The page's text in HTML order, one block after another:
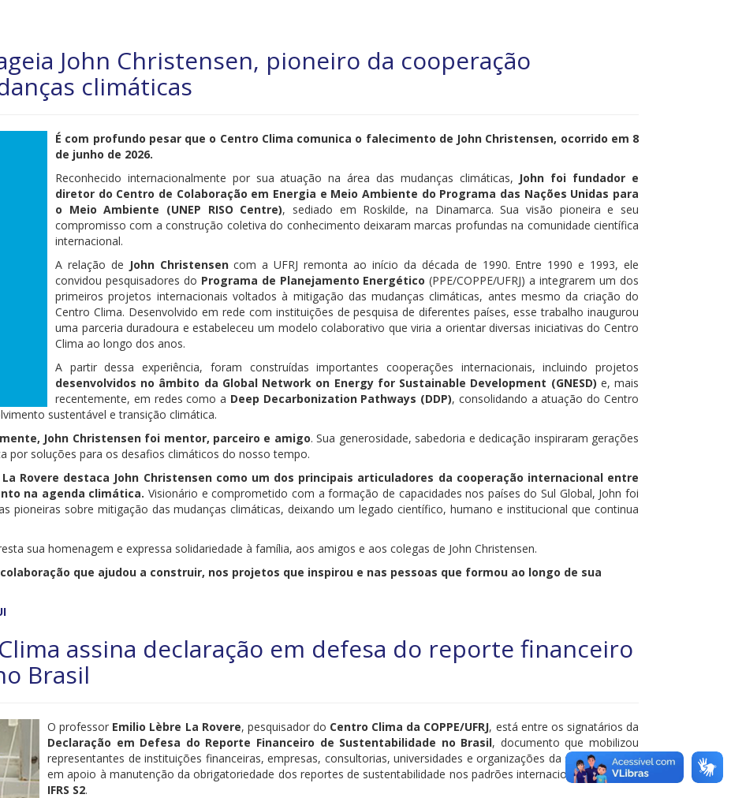
John Christensen, pioneiro da cooperação
climáticas
É com profundo pesar que o Centro Clima comunica o falecimento de John Christensen, ocorrido em 8
de junho de 2026.
Reconhecido internacionalmente por sua atuação na área das mudanças climáticas, John foi fundador e
diretor do Centro de Colaboração em Energia e Meio Ambiente do Programa das Nações Unidas para
o Meio Ambiente (UNEP RISO Centre), sediado em Roskilde, na Dinamarca. Sua visão pioneira e seu
compromisso com a construção coletiva do conhecimento deixaram marcas profundas na comunidade científica
internacional.
A relação de John Christensencom a UFRJ remonta ao início da década de 1990. Entre 1990 e 1993, ele
convidou pesquisadores do Programa de Planejamento Energético (PPE/COPPE/UFRJ) a integrarem um dos
primeiros projetos internacionais voltados à mitigação das mudanças climáticas, antes mesmo da criação do
Centro Clima. Desenvolvido em rede com instituições de pesquisa de diferentes países, esse trabalho inaugurou
uma parceria duradoura e estabeleceu um modelo colaborativo que viria a orientar diversas iniciativas do Centro
Clima ao longo dos anos.
A partir dessa experiência, foram construídas importantes cooperações internacionais, incluindo projetos
desenvolvidos no âmbito da Global Network on Energy for Sustainable Development (GNESD) e, mais
recentemente, em redes como a Deep Decarbonization Pathways (DDP), consolidando a atuação do Centro
sustentável e transição climática.
John Christensen foi mentor, parceiro e amigo. Sua generosidade, sabedoria e dedicação inspiraram gerações
por soluções para os desafios climáticos do nosso tempo.
Rovere destaca John Christensen como um dos principais articuladores da cooperação internacional entre
na agenda climática. Visionário e comprometido com a formação de capacidades nos países do Sul Global, John foi
pioneiras sobre mitigação das mudanças climáticas, deixando um legado científico, humano e institucional que continua
sua homenagem e expressa solidariedade à família, aos amigos e aos colegas de John Christensen.
que ajudou a construir, nos projetos que inspirou e nas pessoas que formou ao longo de sua
assina declaração em defesa do reporte financeiro
Brasil
O professor Emilio Lèbre La Rovere, pesquisador do Centro Clima da COPPE/UFRJ, está entre os signatários da
Declaração em Defesa do Reporte Financeiro de Sustentabilidade no Brasil, documento que mobilizou
representantes de instituições financeiras, empresas, consultorias, universidades e organizações da sociedade civil
em apoio à manutenção da obrigatoriedade dos reportes de sustentabilidade nos padrões internacionaisIFRS S1e
IFRS S2.